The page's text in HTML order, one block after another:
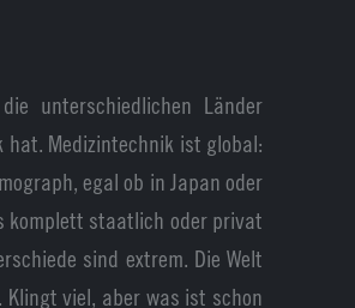
unterschiedlichen Länder
hat. Medizintechnik ist global:
egal ob in Japan oder
komplett staatlich oder privat
sind extrem. Die Welt
viel, aber was ist schon